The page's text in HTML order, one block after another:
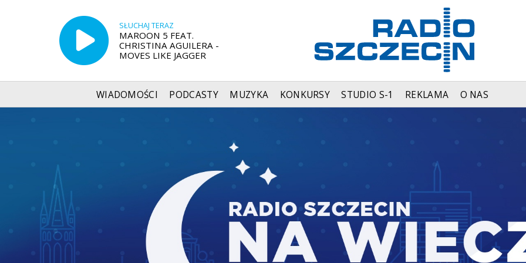
SŁUCHAJ TERAZ
MAROON 5 FEAT.
CHRISTINA AGUILERA -
MOVES LIKE JAGGER
WIADOMOŚCI PODCASTY MUZYKA KONKURSY STUDIO S-1 REKLAMA O NAS